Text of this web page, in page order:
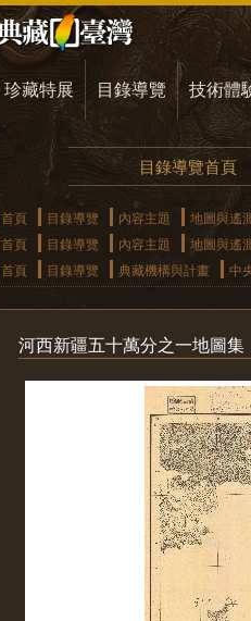
珍藏特展 目錄導覽 技術體
目錄導覽首頁
首頁 目錄導覽 內容主題 地圖與遙
首頁
目錄導覽 內容主題 地圖與遙
首頁
目錄導覽 典藏機構與計畫 中
河西新疆五十萬分之一地圖集